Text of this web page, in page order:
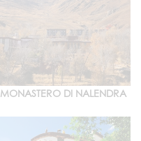
MONASTERO DI NALENDRA